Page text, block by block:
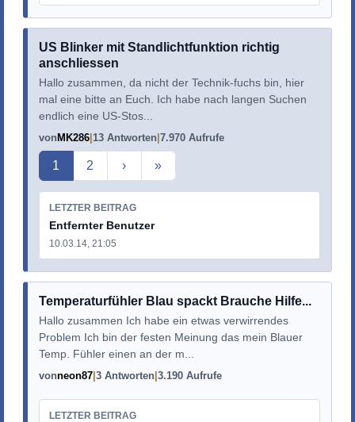
US Blinker mit Standlichtfunktion richtig
anschliessen
Hallo zusammen, da nicht der Technik-fuchs bin, hier
mal eine bitte an Euch. Ich habe nach langen Suchen
endlich eine US-Stos...
von MK286 13 Antworten 7.970 Aufrufe
Aktuelle Seite
1 2 › »
LETZTER BEITRAG
Entfernter Benutzer
10.03.14, 21:05
Temperaturfühler Blau spackt Brauche Hilfe...
Hallo zusammen Ich habe ein etwas verwirrendes
Problem Ich bin der festen Meinung das mein Blauer
Temp. Fühler einen an der m...
vonneon87 3 Antworten 3.190 Aufrufe
LETZTER BEITRAG